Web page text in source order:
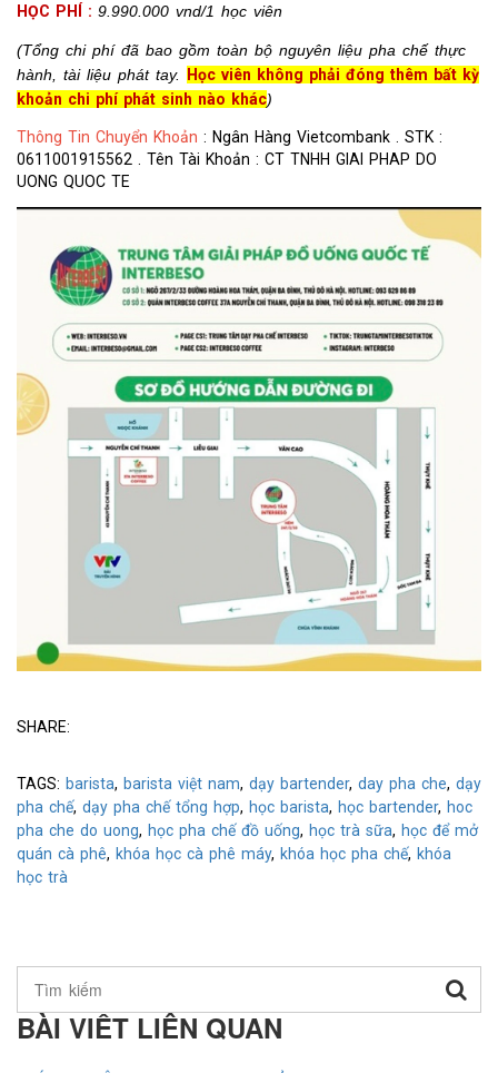
HỌC PHÍ : 9.990.000 vnd/1 học viên
(Tổng chi phí đã bao gồm toàn bộ nguyên liệu pha chế thực
hành, tài liệu phát tay. Học viên không phải đóng thêm bất kỳ
khoản chi phí phát sinh nào khác)
Thông Tin Chuyển Khoản : Ngân Hàng Vietcombank . STK :
0611001915562 . Tên Tài Khoản : CT TNHH GIAI PHAP DO
UONG QUOC TE
SHARE:
TAGS: barista, barista việt nam, dạy bartender, day pha che, dạy
pha chế, dạy pha chế tổng hợp, học barista, học bartender, hoc
pha che do uong, học pha chế đồ uống, học trà sữa, học để mở
quán cà phê, khóa học cà phê máy, khóa học pha chế, khóa
học trà
BÀI VIẾT LIÊN QUAN